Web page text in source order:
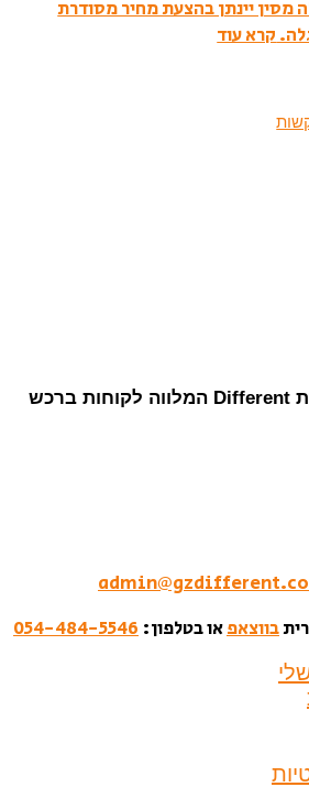
מסין יינתן בהצעת מחיר מסודרת
קרא עוד
השירות ניתן ע”י חברת Different המלווה לקוחות ברכש
בווצאפאו בטלפון: 054-484-5546